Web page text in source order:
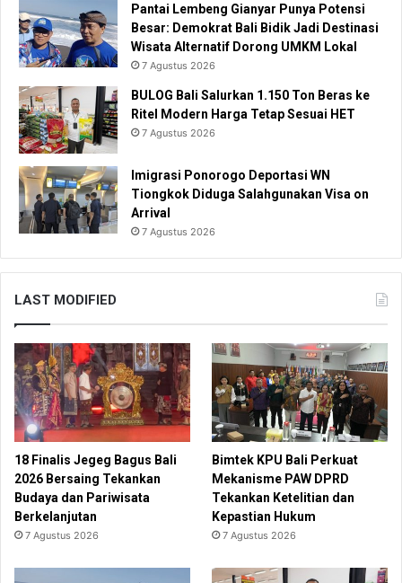
Pantai Lembeng Gianyar Punya Potensi
Besar: Demokrat Bali Bidik Jadi Destinasi
Wisata Alternatif Dorong UMKM Lokal
7 Agustus 2026
BULOG Bali Salurkan 1.150 Ton Beras ke
Ritel Modern Harga Tetap Sesuai HET
7 Agustus 2026
Imigrasi Ponorogo Deportasi WN
Tiongkok Diduga Salahgunakan Visa on
Arrival
7 Agustus 2026
LAST MODIFIED
18 Finalis Jegeg Bagus Bali
2026 Bersaing Tekankan
Budaya dan Pariwisata
Berkelanjutan
7 Agustus 2026
Bimtek KPU Bali Perkuat
Mekanisme PAW DPRD
Tekankan Ketelitian dan
Kepastian Hukum
7 Agustus 2026